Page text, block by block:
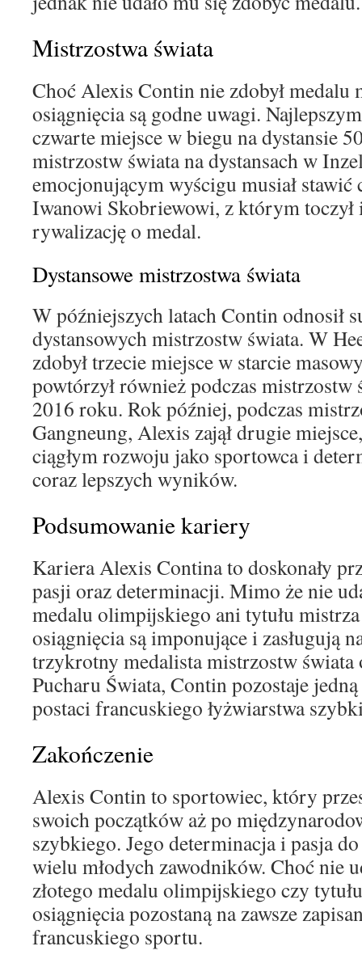
Mistrzostwa świata
Choć Alexis Contin nie zdobył medalu
osiągnięcia są godne uwagi.
czwarte miejsce w biegu na dystansie
mistrzostw świata na dystansach w
emocjonującym wyścigu musiał stawić
Iwanowi Skobriewowi, z którym toczył
rywalizację o medal.
Dystansowe mistrzostwa świata
W późniejszych latach Contin odnosił
dystansowych mistrzostw świata. W
zdobył trzecie miejsce w starcie
powtórzył również podczas mistrzostw
2016 roku. Rok później, podczas
Gangneung, Alexis zajął drugie
ciągłym rozwoju jako sportowca i
coraz lepszych wyników.
Podsumowanie kariery
Kariera Alexis Contina to doskonały
pasji oraz determinacji. Mimo że nie
medalu olimpijskiego ani tytułu
osiągnięcia są imponujące i zasługują
trzykrotny medalista mistrzostw świata
Pucharu Świata, Contin pozostaje
postaci francuskiego łyżwiarstwa
Zakończenie
Alexis Contin to sportowiec, który
swoich początków aż po
szybkiego. Jego determinacja i pasja
wielu młodych zawodników. Choć nie
złotego medalu olimpijskiego czy
osiągnięcia pozostaną na zawsze
francuskiego sportu.